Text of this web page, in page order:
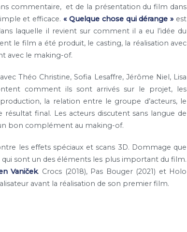
commentaire, et de la présentation du film dans
et efficace.« Quelque chose qui dérange » est
laquelle il revient sur comment il a eu l’idée du
le film a été produit, le casting, la réalisation avec
avec le making-of.
Théo Christine, Sofia Lesaffre, Jérôme Niel, Lisa
comment ils sont arrivés sur le projet, les
la relation entre le groupe d’acteurs, le
final. Les acteurs discutent sans langue de
bon complément au making-of.
les effets spéciaux et scans 3D. Dommage que
qui sont un des éléments les plus important du film.
Vaniček. Crocs (2018), Pas Bouger (2021) et Holo
avant la réalisation de son premier film.